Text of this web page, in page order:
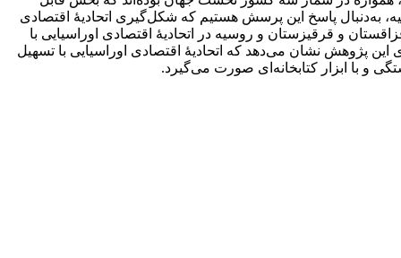
به‌دنبال پاسخ این پرسش هستیم که شکل‏‌گیری اتحادیۀ اقتصادی
و قرقیزستان و روسیه در اتحادیۀ اقتصادی اوراسیایی با
پژوهش نشان می‌دهد که اتحادیۀ اقتصادی اوراسیایی با تسهیل
و با ابزار کتابخانه‏‌ای صورت می‏‌گیرد.